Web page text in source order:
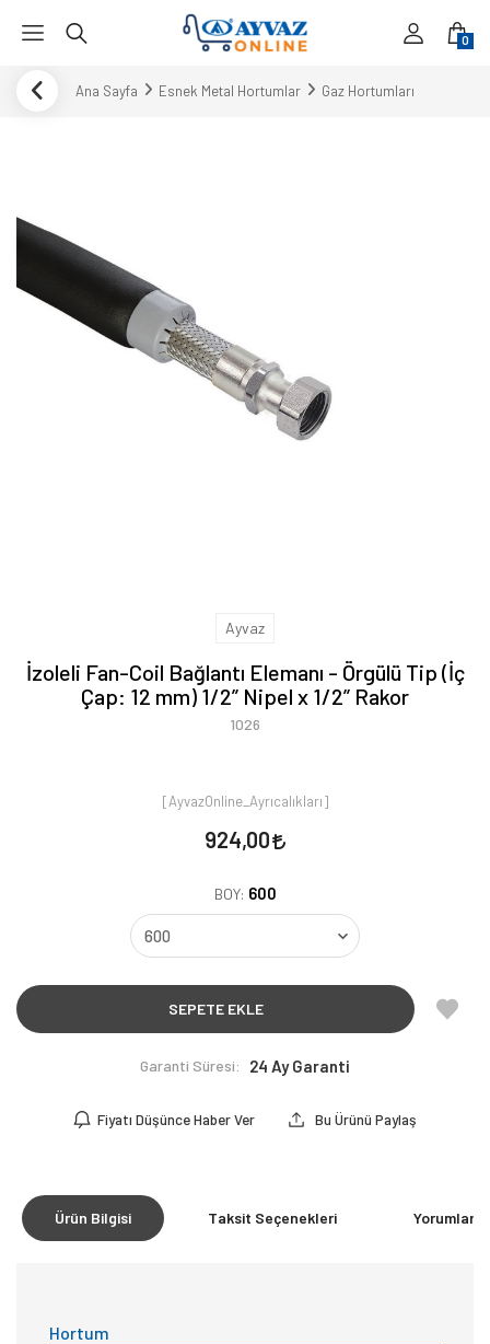
0
Ana Sayfa Esnek Metal Hortumlar Gaz Hortumları
Ayvaz
İzoleli Fan-Coil Bağlantı Elemanı - Örgülü Tip (İç
Çap: 12 mm) 1/2” Nipel x 1/2” Rakor
1026
[AyvazOnline_Ayrıcalıkları]
924,00
BOY: 600
SEPETE EKLE
Garanti Süresi: 24 Ay Garanti
Fiyatı Düşünce Haber Ver Bu Ürünü Paylaş
Ürün Bilgisi Taksit Seçenekleri Yorumlar
Hortum